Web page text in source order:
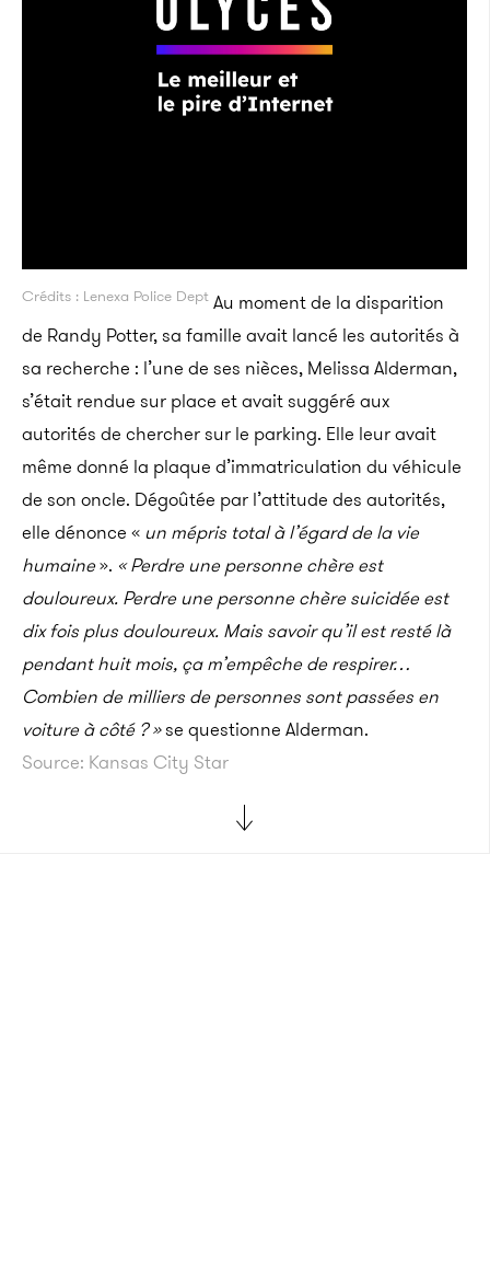
Crédits : Lenexa Police Dept Au moment de la disparition
de Randy Potter, sa famille avait lancé les autorités à
sa recherche : l’une de ses nièces, Melissa Alderman,
s’était rendue sur place et avait suggéré aux
autorités de chercher sur le parking. Elle leur avait
même donné la plaque d’immatriculation du véhicule
de son oncle. Dégoûtée par l’attitude des autorités,
elle dénonce « un mépris total à l’égard de la vie
humaine». « Perdre une personne chère est
douloureux. Perdre une personne chère suicidée est
dix fois plus douloureux. Mais savoir qu’il est resté là
pendant huit mois, ça m’empêche de respirer…
Combien de milliers de personnes sont passées en
voiture à côté ? »se questionne Alderman.
Source: Kansas City Star